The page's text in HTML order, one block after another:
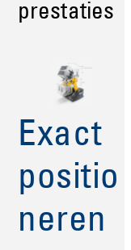
prestaties
Exact
positio
neren